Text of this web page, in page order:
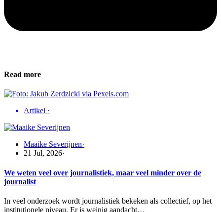
Read more
Artikel ·
Maaike Severijnen·
21 Jul, 2026·
We weten veel over journalistiek, maar veel minder over de
journalist
In veel onderzoek wordt journalistiek bekeken als collectief, op het
institutionele niveau. Er is weinig aandacht…